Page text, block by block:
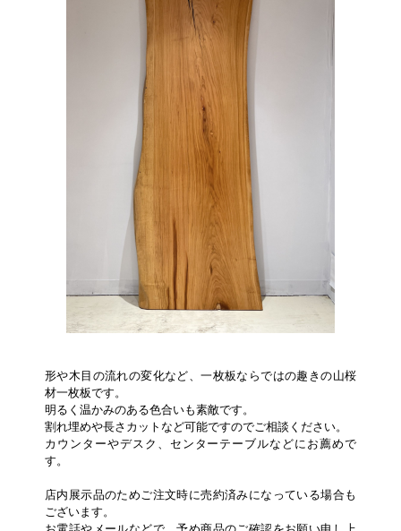
形や木目の流れの変化など、一枚板ならではの趣きの山桜
材一枚板です。
明るく温かみのある色合いも素敵です。
割れ埋めや長さカットなど可能ですのでご相談ください。
カウンターやデスク、センターテーブルなどにお薦めで
す。
店内展示品のためご注文時に売約済みになっている場合も
ございます。